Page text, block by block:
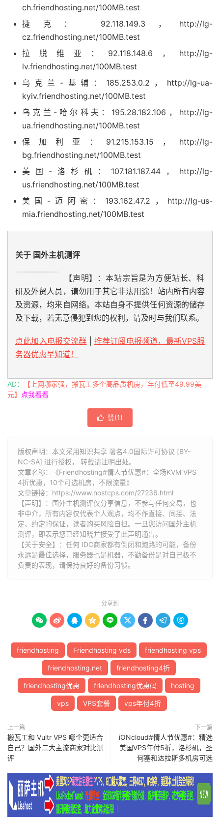
ch.friendhosting.net/100MB.test
捷克： 92.118.149.3，http://lg-
cz.friendhosting.net/100MB.test
拉脱维亚：92.118.148.6，http://lg-
lv.friendhosting.net/100MB.test
乌克兰-基辅：185.253.0.2，http://lg-ua-
kyiv.friendhosting.net/100MB.test
乌克兰-哈尔科夫：195.28.182.106，http://lg-
ua.friendhosting.net/100MB.test
保加利亚：91.215.153.15，http://lg-
bg.friendhosting.net/100MB.test
美国-洛杉矶：107.181.187.44，http://lg-
us.friendhosting.net/100MB.test
美国-迈阿密：193.162.47.2，http://lg-us-
mia.friendhosting.net/100MB.test
关于 国外主机测评
【声明】：本站宗旨是为方便站长、科
研及外贸人员，请勿用于其它非法用途！站内所有内容
及资源，均来自网络。本站自身不提供任何资源的储存
及下载，若无意侵犯到您的权利，请及时与我们联系。
点此加入电报交流群
推荐订阅电报频道，最新VPS服
务器优惠早知道！
AD：
【上网哪家强，搬瓦工多个高品质机房，年付低至49.99美
元】 点我看看
 赞(1)
版权声明：本文采用知识共享 署名4.0国际许可协议 [BY-
NC-SA] 进行授权， 转载请注明出处。
文章名称：《Friendhosting#情人节优惠#：全场KVM VPS
4折优惠，10个可选机房，不限流量》
文章链接： https://www.hostcps.com/27236.html
【声明】：国外主机测评仅分享信息，不参与任何交易，也
非中介，所有内容仅代表个人观点，均不作直接、间接、法
定、约定的保证，读者购买风险自担。一旦您访问国外主机
测评，即表示您已经知晓并接受了此声明通告。
【关于安全】：任何 IDC商家都有倒闭和跑路的可能，备份
永远是最佳选择，服务器也是机器，不勤备份是对自己极不
负责的表现，请保持良好的备份习惯。
分享到
        
friendhosting Friendhosting vds friendhosting vps
friendhosting.net friendhosting4折
friendhosting优惠 friendhosting优惠码 hosting
vps VPS套餐 vps年付4折
上一篇
搬瓦工和 Vultr VPS 哪个更适合
自己？国外二大主流商家对比测
评
下一篇
iONcloud#情人节优惠#：精选
美国VPS年付5折，洛杉矶，圣
何塞和达拉斯多机房可选